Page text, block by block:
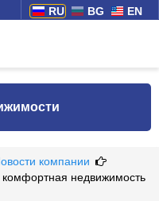
RU BG EN
компании
недвижимость